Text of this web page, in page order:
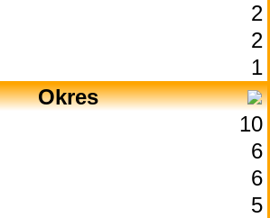
2
2
1
Okres
10
6
6
5